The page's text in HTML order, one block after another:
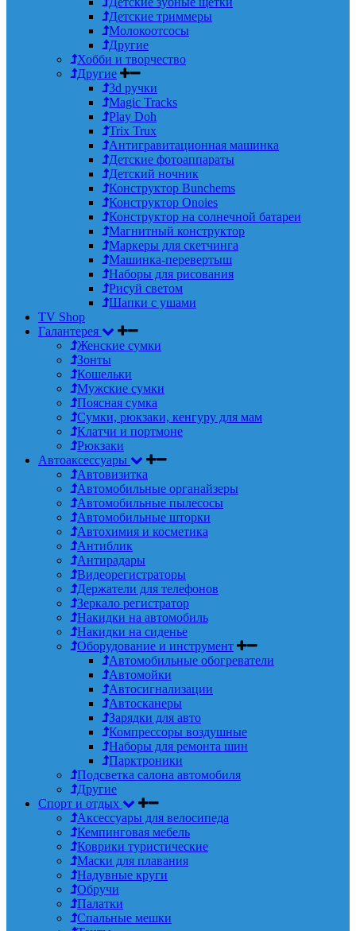
Детские триммеры
Молокоотсосы
Другие
Хобби и творчество
Другие
3d ручки
Magic Tracks
Play Doh
Trix Trux
Антигравитационная машинка
Детские фотоаппараты
Детский ночник
Конструктор Bunchems
Конструктор Onoies
Конструктор на солнечной батареи
Магнитный конструктор
Маркеры для скетчинга
Машинка-перевертыш
Наборы для рисования
Рисуй светом
Шапки с ушами
TV Shop
Галантерея
Женские сумки
Зонты
Кошельки
Мужские сумки
Поясная сумка
Сумки, рюкзаки, кенгуру для мам
Клатчи и портмоне
Рюкзаки
Автоаксессуары
Автовизитка
Автомобильные органайзеры
Автомобильные пылесосы
Автомобильные шторки
Автохимия и косметика
Антиблик
Антирадары
Видеорегистраторы
Держатели для телефонов
Зеркало регистратор
Накидки на автомобиль
Накидки на сиденье
Оборудование и инструмент
Автомобильные обогреватели
Автомойки
Автосигнализации
Автосканеры
Зарядки для авто
Компрессоры воздушные
Наборы для ремонта шин
Парктроники
Подсветка салона автомобиля
Другие
Спорт и отдых
Аксессуары для велосипеда
Кемпинговая мебель
Коврики туристические
Маски для плавания
Надувные круги
Обручи
Палатки
Спальные мешки